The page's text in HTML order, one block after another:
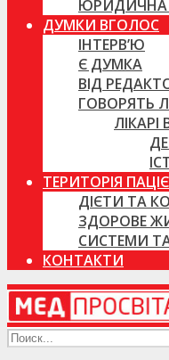
ЮРИДИЧНА
ДУМКИ ВГОЛОС
ІНТЕРВ’Ю
Є ДУМКА
ВІД
ГОВОРЯТЬ
ТЕРИТОРІЯ
ДІЄТИ ТА
ЗДОРОВЕ
СИСТЕМИ
КОНТАКТИ